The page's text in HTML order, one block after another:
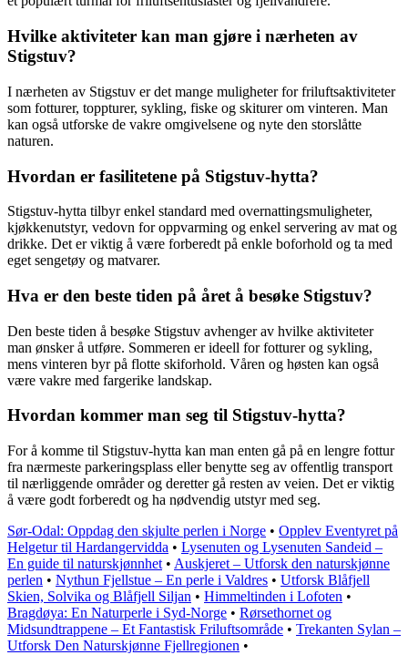
Hvilke aktiviteter kan man gjøre i nærheten av
Stigstuv?
I nærheten av Stigstuv er det mange muligheter for friluftsaktiviteter
som fotturer, toppturer, sykling, fiske og skiturer om vinteren. Man
kan også utforske de vakre omgivelsene og nyte den storslåtte
naturen.
Hvordan er fasilitetene på Stigstuv-hytta?
Stigstuv-hytta tilbyr enkel standard med overnattingsmuligheter,
kjøkkenutstyr, vedovn for oppvarming og enkel servering av mat og
drikke. Det er viktig å være forberedt på enkle boforhold og ta med
eget sengetøy og matvarer.
Hva er den beste tiden på året å besøke Stigstuv?
Den beste tiden å besøke Stigstuv avhenger av hvilke aktiviteter
man ønsker å utføre. Sommeren er ideell for fotturer og sykling,
mens vinteren byr på flotte skiforhold. Våren og høsten kan også
være vakre med fargerike landskap.
Hvordan kommer man seg til Stigstuv-hytta?
For å komme til Stigstuv-hytta kan man enten gå på en lengre fottur
fra nærmeste parkeringsplass eller benytte seg av offentlig transport
til nærliggende områder og deretter gå resten av veien. Det er viktig
å være godt forberedt og ha nødvendig utstyr med seg.
Sør-Odal: Oppdag den skjulte perlen i Norge • Opplev Eventyret på
Helgetur til Hardangervidda • Lysenuten og Lysenuten Sandeid –
En guide til naturskjønnhet • Auskjeret – Utforsk den naturskjønne
perlen • Nythun Fjellstue – En perle i Valdres • Utforsk Blåfjell
Skien, Solvika og Blåfjell Siljan • Himmeltinden i Lofoten •
Bragdøya: En Naturperle i Syd-Norge • Rørsethornet og
Midsundtrappene – Et Fantastisk Friluftsområde • Trekanten Sylan –
Utforsk Den Naturskjønne Fjellregionen •